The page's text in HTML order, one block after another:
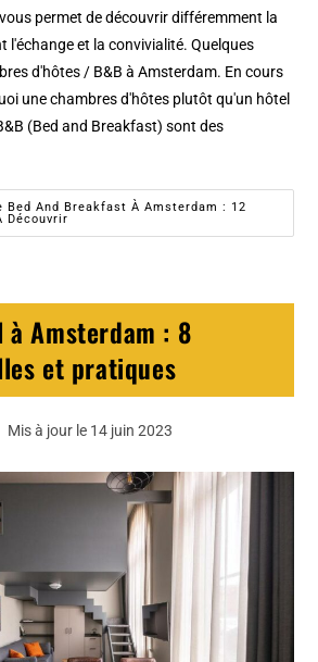
permet de découvrir différemment la
l'échange et la convivialité. Quelques
d'hôtes / B&B à Amsterdam. En cours
une chambres d'hôtes plutôt qu'un hôtel
(Bed and Breakfast) sont des
Bed And Breakfast À Amsterdam : 12
Découvrir
Amsterdam : 8
et pratiques
Mis à jour le 14 juin 2023